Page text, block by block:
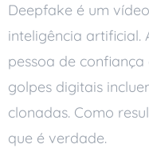
Deepfake é um
inteligência artificial.
pessoa de
golpes digitais
clonadas. Como
que é verdade.